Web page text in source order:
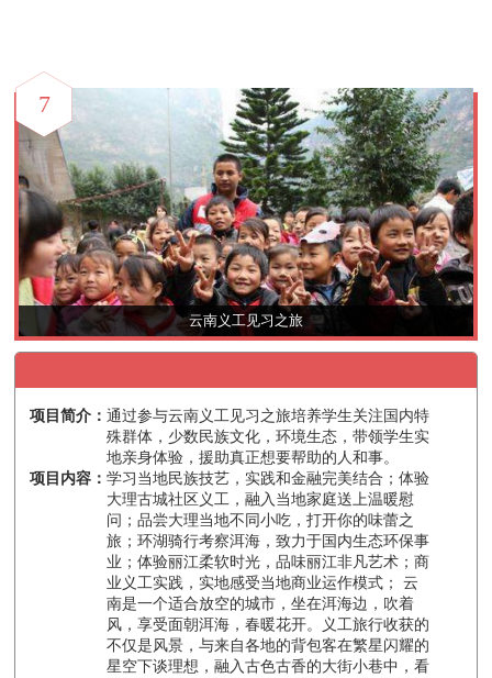
云南义工见习之旅
7
项目简介： 通过参与云南义工见习之旅培养学生关注国内特
殊群体，少数民族文化，环境生态，带领学生实
地亲身体验，援助真正想要帮助的人和事。
项目内容： 学习当地民族技艺，实践和金融完美结合；体验
大理古城社区义工，融入当地家庭送上温暖慰
问；品尝大理当地不同小吃，打开你的味蕾之
旅；环湖骑行考察洱海，致力于国内生态环保事
业；体验丽江柔软时光，品味丽江非凡艺术；商
业义工实践，实地感受当地商业运作模式； 云
南是一个适合放空的城市，坐在洱海边，吹着
风，享受面朝洱海，春暖花开。义工旅行收获的
不仅是风景，与来自各地的背包客在繁星闪耀的
星空下谈理想，融入古色古香的大街小巷中，看